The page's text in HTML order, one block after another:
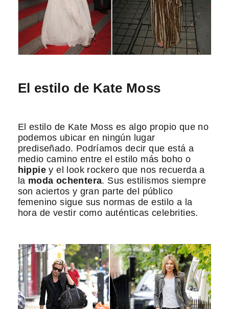
El estilo de Kate Moss
El estilo de Kate Moss es algo propio que no
podemos ubicar en ningún lugar
prediseñado. Podríamos decir que está a
medio camino entre el estilo más boho o
hippiey el look rockero que nos recuerda a
la moda ochentera. Sus estilismos siempre
son aciertos y gran parte del público
femenino sigue sus normas de estilo a la
hora de vestir como auténticas celebrities.